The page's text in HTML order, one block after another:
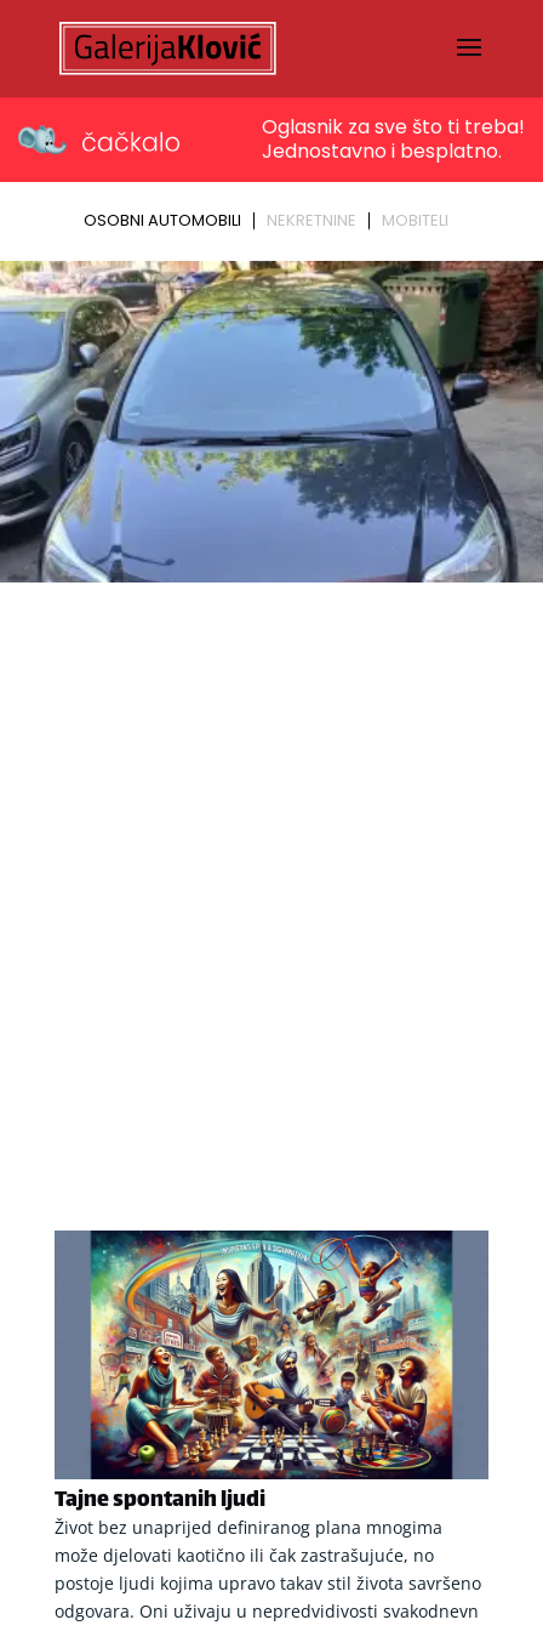
Tajne spontanih ljudi
Život bez unaprijed definiranog plana mnogima
može djelovati kaotično ili čak zastrašujuće, no
postoje ljudi kojima upravo takav stil života savršeno
odgovara. Oni uživaju u nepredvidivosti svakodnevn